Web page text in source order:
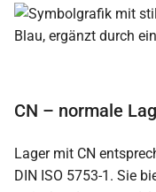
CN – normale
Lager mit CN
DIN ISO 5753-1. Sie